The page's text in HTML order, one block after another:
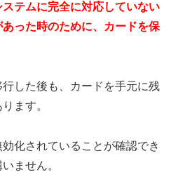
テムに完全に対応していない
った時のために、カードを保
した後も、カードを手元に残
ます。
化されていることが確認でき
ません。